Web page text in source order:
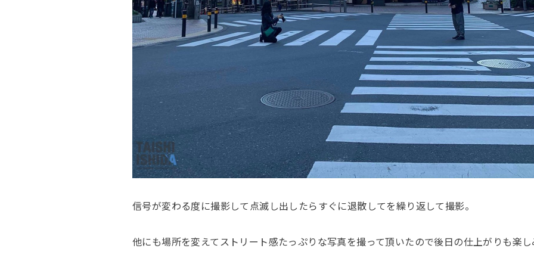
信号が変わる度に撮影して点滅し出したらすぐに退散してを繰り返して撮影。
他にも場所を変えてストリート感たっぷりな写真を撮って頂いたので後日の仕上がりも楽